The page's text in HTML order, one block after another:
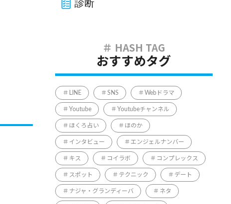
診断
おすすめタグ
LINE SNS Webドラマ
Youtube Youtubeチャンネル
ほくろ占い ほのか
インタビュー エンジェルナンバー
キス コイラボ コンプレックス
スポット テクニック デート
ナジャ・グランディーバ ネタ